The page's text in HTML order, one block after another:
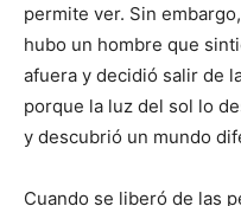
permite ver. Sin
hubo un hombre que
afuera y decidió salir de
porque la luz del sol lo
y descubrió un mundo
Cuando se liberó de las